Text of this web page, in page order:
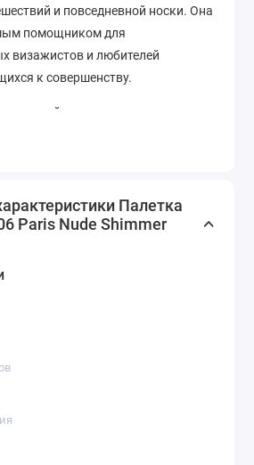
и повседневной носки. Она
помощником для
визажистов и любителей
к совершенству.
роскоши вместе с
Paris Nude Shimmer! Создавайте
Палетка
Paris Nude Shimmer